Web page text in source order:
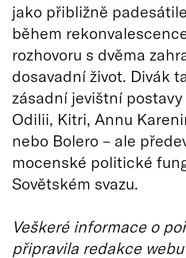
jako přibližně
během
rozhovoru s dvěma
dosavadní život. Divák
zásadní jevištní
Odilii, Kitri, Annu
nebo Bolero – ale
mocenské politické
Sovětském svazu.
Veškeré informace o
připravila redakce webu